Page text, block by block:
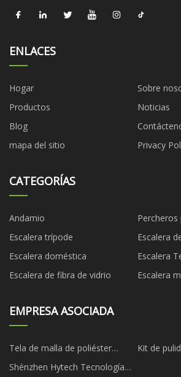
ENLACES
Hogar
Sobre
Productos
Noticias
Blog
mapa del sitio
Privacy
CATEGORÍAS
Andamio
Percheros
Escalera trípode
Escalera
Escalera doméstica
Escalera
Escalera de fibra de vidrio
Escalera
EMPRESA ASOCIADA
Tela de malla de poliéster
antiestática personalizada
Kit de
Shénzhen Hytech Tecnología